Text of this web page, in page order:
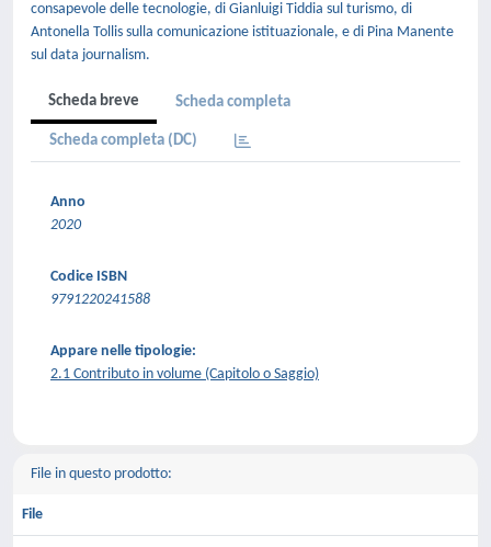
consapevole delle tecnologie, di Gianluigi Tiddia sul turismo, di
Antonella Tollis sulla comunicazione istituazionale, e di Pina Manente
sul data journalism.
Scheda breve Scheda completa
Scheda completa (DC)
Anno
2020
Codice ISBN
9791220241588
Appare nelle tipologie:
2.1 Contributo in volume (Capitolo o Saggio)
File in questo prodotto:
File